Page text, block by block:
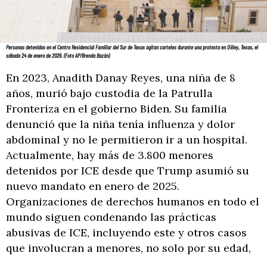
Personas detenidas en el Centro Residencial Familiar del Sur de Texas agitan carteles durante una protesta en Dilley, Texas, el
sábado 24 de enero de 2026. (Foto AP/Brenda Bazán)
En 2023, Anadith Danay Reyes, una niña de 8
años, murió bajo custodia de la Patrulla
Fronteriza en el gobierno Biden. Su familia
denunció que la niña tenía influenza y dolor
abdominal y no le permitieron ir a un hospital.
Actualmente, hay más de 3.800 menores
detenidos por ICE desde que Trump asumió su
nuevo mandato en enero de 2025.
Organizaciones de derechos humanos en todo el
mundo siguen condenando las prácticas
abusivas de ICE, incluyendo este y otros casos
que involucran a menores, no solo por su edad,